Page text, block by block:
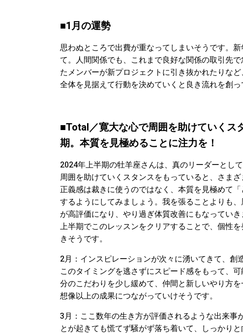
■1月の運勢
思わぬところで出費が重なってしまいそうです。
て。人間関係でも、これまで良好な関係の取引先
たメンバーが新プロジェクトに引き抜かれたりな
全体を見据えて行動を決めていくと良き流れを創っ
■Total／寛大な心で周囲を助けていくス
期。本質を見極めることに注力を！
2024年上半期の牡羊座さんは、真のリーダーとし
周囲を助けていくスタンスをもっていると、さま
正義感は裁きに使うのではなく、本質を見極めて
するようにしてみましょう。我を張ることよりも
が高評価になり、やり過ぎ体質改善にもなってい
上半期でこのレッスンをクリアすることで、個性
きそうです。
2月：インスピレーションが次々に湧いてきて、創
このタイミングを逃さずにスピード感をもって、
分のこだわりを少し緩めて、仲間と新しいやり方
想像以上の成果につながっていけそうです。
3月：ここ数年の生き方が評価されるような出来事
とが起きても慌てず騒がず落ち着いて、しっかり